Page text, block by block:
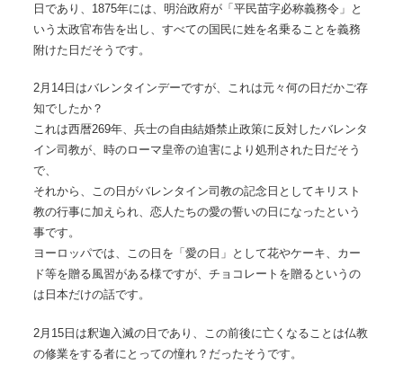
日であり、1875年には、明治政府が「平民苗字必称義務令」と
いう太政官布告を出し、すべての国民に姓を名乗ることを義務
附けた日だそうです。
2月14日はバレンタインデーですが、これは元々何の日だかご存
知でしたか？
これは西暦269年、兵士の自由結婚禁止政策に反対したバレンタ
イン司教が、時のローマ皇帝の迫害により処刑された日だそう
で、
それから、この日がバレンタイン司教の記念日としてキリスト
教の行事に加えられ、恋人たちの愛の誓いの日になったという
事です。
ヨーロッパでは、この日を「愛の日」として花やケーキ、カー
ド等を贈る風習がある様ですが、チョコレートを贈るというの
は日本だけの話です。
2月15日は釈迦入滅の日であり、この前後に亡くなることは仏教
の修業をする者にとっての憧れ？だったそうです。